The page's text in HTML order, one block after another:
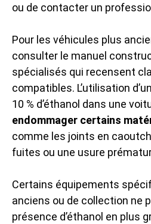
ou de contacter un
Pour les véhicules plus
consulter le manuel
spécialisés qui recensent
compatibles. L’utilisation
10 % d’éthanol dans une
endommager certains
comme les joints en
fuites ou une usure
Certains équipements
anciens ou de collection ne
présence d’éthanol en plus